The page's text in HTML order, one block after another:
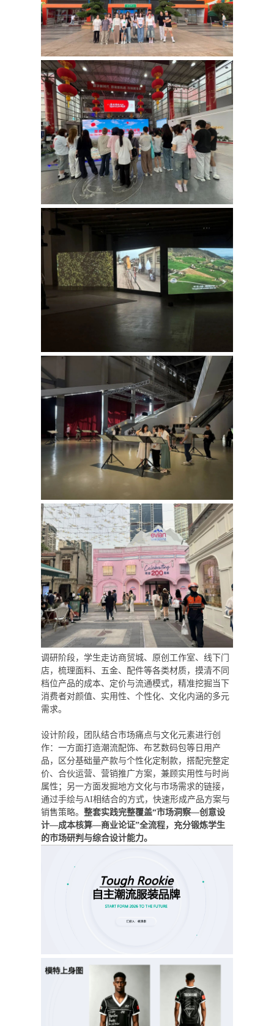
调研阶段，学生走访商贸城、原创工作室、线下门
店，梳理面料、五金、配件等各类材质，摸清不同
档位产品的成本、定价与流通模式，精准挖掘当下
消费者对颜值、实用性、个性化、文化内涵的多元
需求。
设计阶段，团队结合市场痛点与文化元素进行创
作：一方面打造潮流配饰、布艺数码包等日用产
品，区分基础量产款与个性化定制款，搭配完整定
价、合伙运营、营销推广方案，兼顾实用性与时尚
属性；另一方面发掘地方文化与市场需求的链接，
通过手绘与AI相结合的方式，快速形成产品方案与
销售策略。整套实践完整覆盖“市场洞察—创意设
计—成本核算—商业论证”全流程，充分锻炼学生
的市场研判与综合设计能力。